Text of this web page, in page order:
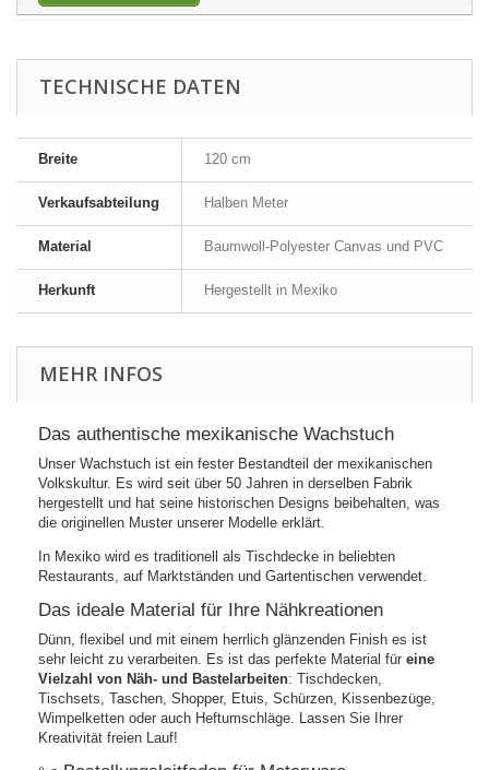
TECHNISCHE DATEN
Breite 120 cm
Verkaufsabteilung Halben Meter
Material Baumwoll-Polyester Canvas und PVC
Herkunft Hergestellt in Mexiko
MEHR INFOS
Das authentische mexikanische Wachstuch
Unser Wachstuch ist ein fester Bestandteil der mexikanischen
Volkskultur. Es wird seit über 50 Jahren in derselben Fabrik
hergestellt und hat seine historischen Designs beibehalten, was
die originellen Muster unserer Modelle erklärt.
In Mexiko wird es traditionell als Tischdecke in beliebten
Restaurants, auf Marktständen und Gartentischen verwendet.
Das ideale Material für Ihre Nähkreationen
Dünn, flexibel und mit einem herrlich glänzenden Finish es ist
sehr leicht zu verarbeiten. Es ist das perfekte Material für eine
Vielzahl von Näh- und Bastelarbeiten: Tischdecken,
Tischsets, Taschen, Shopper, Etuis, Schürzen, Kissenbezüge,
Wimpelketten oder auch Heftumschläge. Lassen Sie Ihrer
Kreativität freien Lauf!